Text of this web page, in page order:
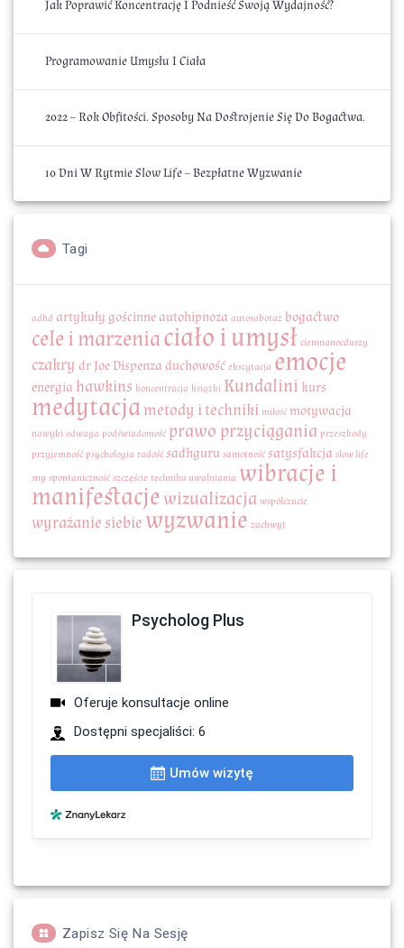
Jak Poprawić Koncentrację I Podnieść Swoją Wydajność?
Programowanie Umysłu I Ciała
2022 – Rok Obfitości. Sposoby Na Dostrojenie Się Do Bogactwa.
10 Dni W Rytmie Slow Life – Bezpłatne Wyzwanie
Tagi
adhd artykuły gościnne autohipnoza autosabotaż bogactwo
cele i marzeniaciało i umysł ciemnanocduszy
czakry dr Joe Dispenza duchowość ekscytacja emocje
energia hawkins koncentracja książki Kundalini kurs
medytacjametody i techniki miłość motywacja
nawyki odwaga podświadomość prawo przyciągania przeszkody
przyjemność psychologia radość sadhguru samotność satysfakcja slow life
sny spontaniczność szczęście technika uwalniania wibracje i
manifestacjewizualizacja współczucie
wyrażanie siebiewyzwanie zachwyt
Zapisz Się Na Sesję